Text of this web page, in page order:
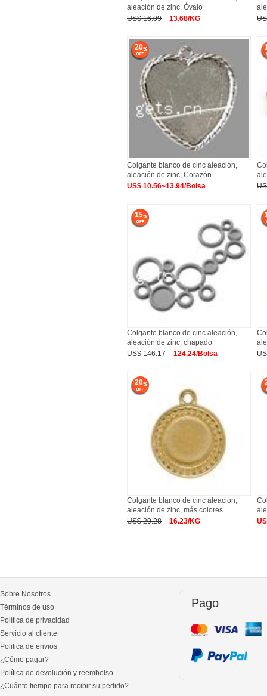
aleación de zinc, Óvalo
US$ 16.09
13.68/KG
20
Colgante blanco de cinc aleación,
aleación de zinc, Corazón
US$ 10.56~13.94/Bolsa
15
Colgante blanco de cinc aleación,
aleación de zinc, chapado
US$ 146.17
124.24/Bolsa
20
Colgante blanco de cinc aleación,
aleación de zinc, más colores
US$ 20.28
16.23/KG
Sobre Nosotros
Términos de uso
Política de privacidad
Servicio al cliente
Politica de envios
¿Cómo pagar?
Política de devolución y reembolso
¿Cuánto tiempo para recibir su pedido?
Pago